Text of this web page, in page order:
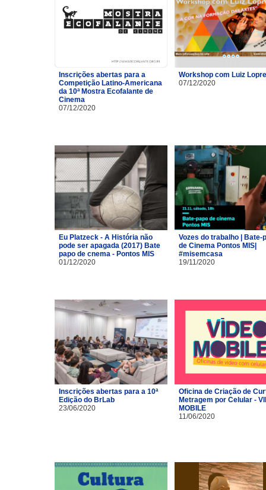
Inscrições abertas para a
Competição Latino-Americana
da 10ª Mostra Ecofalante de
Cinema
07/12/2020
Workshop com Luiz
07/12/2020
Eu Platzeck - A História não
pode ser apagada (2017) Bate
papo de cnema - Pontos MIS
01/12/2020
Vozes do trabalho | Bate-
de Cinema Pontos MIS|
#misemcasa
19/11/2020
Inscrições abertas para a 10ª
Edição do BrLab
23/06/2020
Oficina de Criação de
Metragem por Celular -
MOBILE
11/06/2020